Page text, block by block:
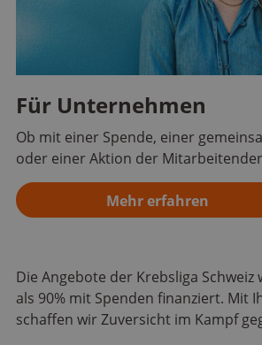
Für Unternehmen
Ob mit einer Spende, einer
oder einer Aktion der
Mehr erfahren
Die Angebote der Krebsliga
als 90% mit Spenden finanziert. Mit
schaffen wir Zuversicht im Kampf